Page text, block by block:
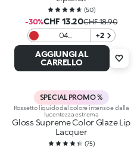
(50)
-30%CHF 13.20CHF 18.90
04
Heartbreaker
Red
+2
AGGIUNGI AL
CARRELLO
SPECIAL PROMO %
Rossetto liquido dal colore intenso e dalla
lucentezza estrema
Gloss Supreme Color Glaze Lip
Lacquer
(75)